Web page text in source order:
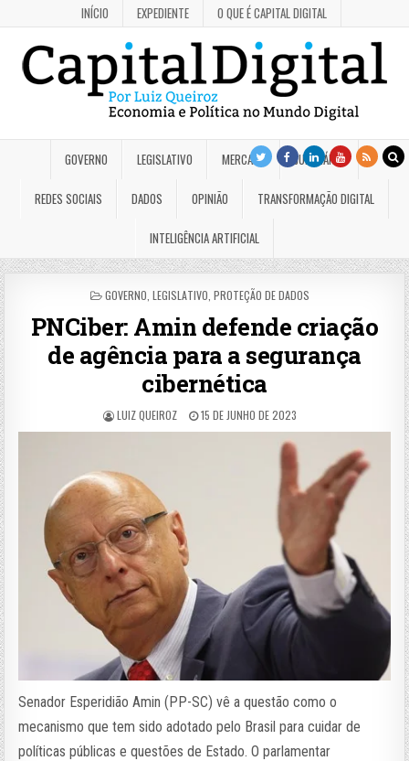
INÍCIO EXPEDIENTE O QUE É CAPITAL DIGITAL
GOVERNO LEGISLATIVO MERCADO JUDICIÁRIO
REDES SOCIAIS DADOS OPINIÃO TRANSFORMAÇÃO DIGITAL
INTELIGÊNCIA ARTIFICIAL
POSTED
GOVERNO LEGISLATIVO PROTEÇÃO DE DADOS
PNCiber: Amin defende criação
de agência para a segurança
cibernética
LUIZ QUEIROZ 15 DE JUNHO DE 2023
Senador Esperidião Amin (PP-SC) vê a questão como o
mecanismo que tem sido adotado pelo Brasil para cuidar de
políticas públicas e questões de Estado. O parlamentar